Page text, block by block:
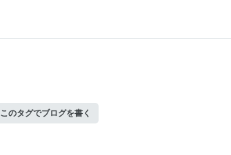
このタグでブログを書く